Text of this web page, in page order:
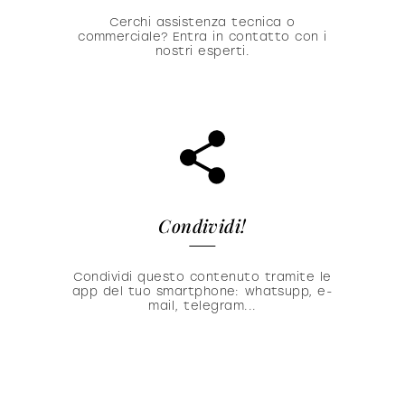
Cerchi assistenza tecnica o
commerciale? Entra in contatto con i
nostri esperti.
Condividi!
Condividi questo contenuto tramite le
app del tuo smartphone: whatsupp, e-
mail, telegram...